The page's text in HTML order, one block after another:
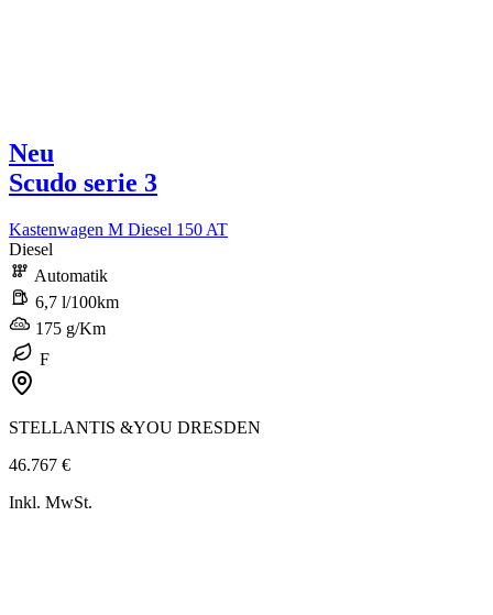
Neu
Scudo serie 3
Kastenwagen M Diesel 150 AT
Diesel
Automatik
6,7 l/100km
175 g/Km
F
STELLANTIS &YOU DRESDEN
46.767 €
Inkl. MwSt.